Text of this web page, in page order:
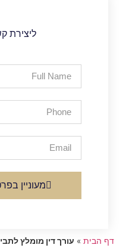
ליצירת קשר עם עו"ד
מעוניין בפרטים
עורך דין מומלץ לתביעות נגד